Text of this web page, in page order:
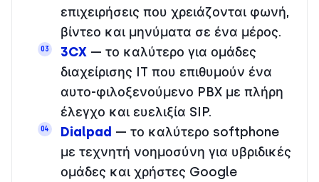
επιχειρήσεις που χρειάζονται φωνή,
βίντεο και μηνύματα σε ένα μέρος.
03 3CX — το καλύτερο για ομάδες
διαχείρισης IT που επιθυμούν ένα
αυτο-φιλοξενούμενο PBX με πλήρη
έλεγχο και ευελιξία SIP.
04 Dialpad — το καλύτερο softphone
με τεχνητή νοημοσύνη για υβριδικές
ομάδες και χρήστες Google